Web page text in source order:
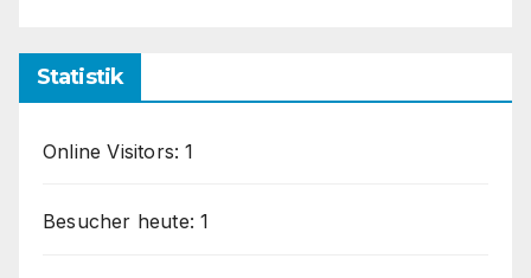
Statistik
Online Visitors:1
Besucher heute:1